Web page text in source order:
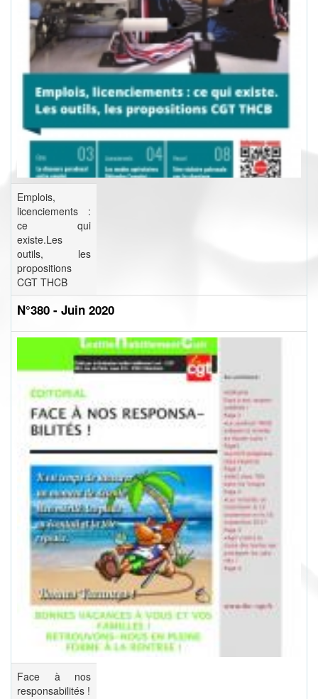
Emplois,
licenciements :
ce qui
existe.Les
outils, les
propositions
CGT THCB
N°380 - Juin 2020
Face à nos
responsabilités !